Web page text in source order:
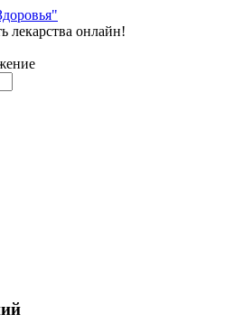
лекарства онлайн!